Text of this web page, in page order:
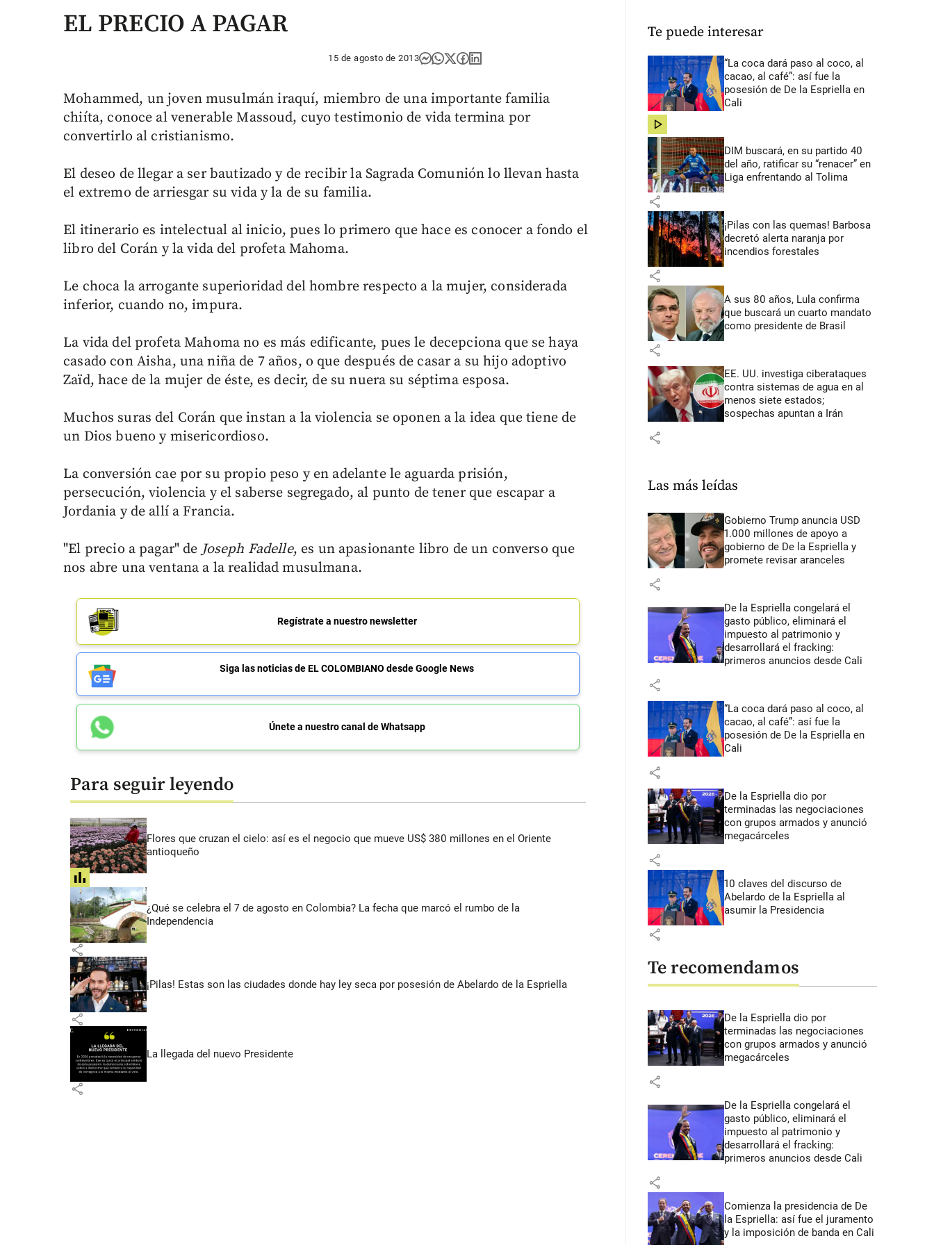
EL PRECIO A PAGAR
15 de agosto de 2013
Mohammed, un joven musulmán iraquí, miembro de una importante familia
chiíta, conoce al venerable Massoud, cuyo testimonio de vida termina por
convertirlo al cristianismo.
El deseo de llegar a ser bautizado y de recibir la Sagrada Comunión lo llevan hasta
el extremo de arriesgar su vida y la de su familia.
El itinerario es intelectual al inicio, pues lo primero que hace es conocer a fondo el
libro del Corán y la vida del profeta Mahoma.
Le choca la arrogante superioridad del hombre respecto a la mujer, considerada
inferior, cuando no, impura.
La vida del profeta Mahoma no es más edificante, pues le decepciona que se haya
casado con Aisha, una niña de 7 años, o que después de casar a su hijo adoptivo
Zaïd, hace de la mujer de éste, es decir, de su nuera su séptima esposa.
Muchos suras del Corán que instan a la violencia se oponen a la idea que tiene de
un Dios bueno y misericordioso.
La conversión cae por su propio peso y en adelante le aguarda prisión,
persecución, violencia y el saberse segregado, al punto de tener que escapar a
Jordania y de allí a Francia.
"El precio a pagar" deJoseph Fadelle, es un apasionante libro de un converso que
nos abre una ventana a la realidad musulmana.
Regístrate a nuestro newsletter
Siga las noticias de EL COLOMBIANO desde Google News
Únete a nuestro canal de Whatsapp
Para seguir leyendo
Flores que cruzan el cielo: así es el negocio que mueve US$ 380 millones en el Oriente
antioqueño
share
¿Qué se celebra el 7 de agosto en Colombia? La fecha que marcó el rumbo de la
Independencia
share
¡Pilas! Estas son las ciudades donde hay ley seca por posesión de Abelardo de la Espriella
share
La llegada del nuevo Presidente
share
Te puede interesar
“La coca dará paso al coco, al
cacao, al café”: así fue la
posesión de De la Espriella en
Cali
share
DIM buscará, en su partido 40
del año, ratificar su “renacer” en
Liga enfrentando al Tolima
share
¡Pilas con las quemas! Barbosa
decretó alerta naranja por
incendios forestales
share
A sus 80 años, Lula confirma
que buscará un cuarto mandato
como presidente de Brasil
share
EE. UU. investiga ciberataques
contra sistemas de agua en al
menos siete estados;
sospechas apuntan a Irán
share
Las más leídas
Gobierno Trump anuncia USD
1.000 millones de apoyo a
gobierno de De la Espriella y
promete revisar aranceles
share
De la Espriella congelará el
gasto público, eliminará el
impuesto al patrimonio y
desarrollará el fracking:
primeros anuncios desde Cali
share
“La coca dará paso al coco, al
cacao, al café”: así fue la
posesión de De la Espriella en
Cali
share
De la Espriella dio por
terminadas las negociaciones
con grupos armados y anunció
megacárceles
share
10 claves del discurso de
Abelardo de la Espriella al
asumir la Presidencia
share
Te recomendamos
De la Espriella dio por
terminadas las negociaciones
con grupos armados y anunció
megacárceles
share
De la Espriella congelará el
gasto público, eliminará el
impuesto al patrimonio y
desarrollará el fracking:
primeros anuncios desde Cali
share
Comienza la presidencia de De
la Espriella: así fue el juramento
y la imposición de banda en Cali